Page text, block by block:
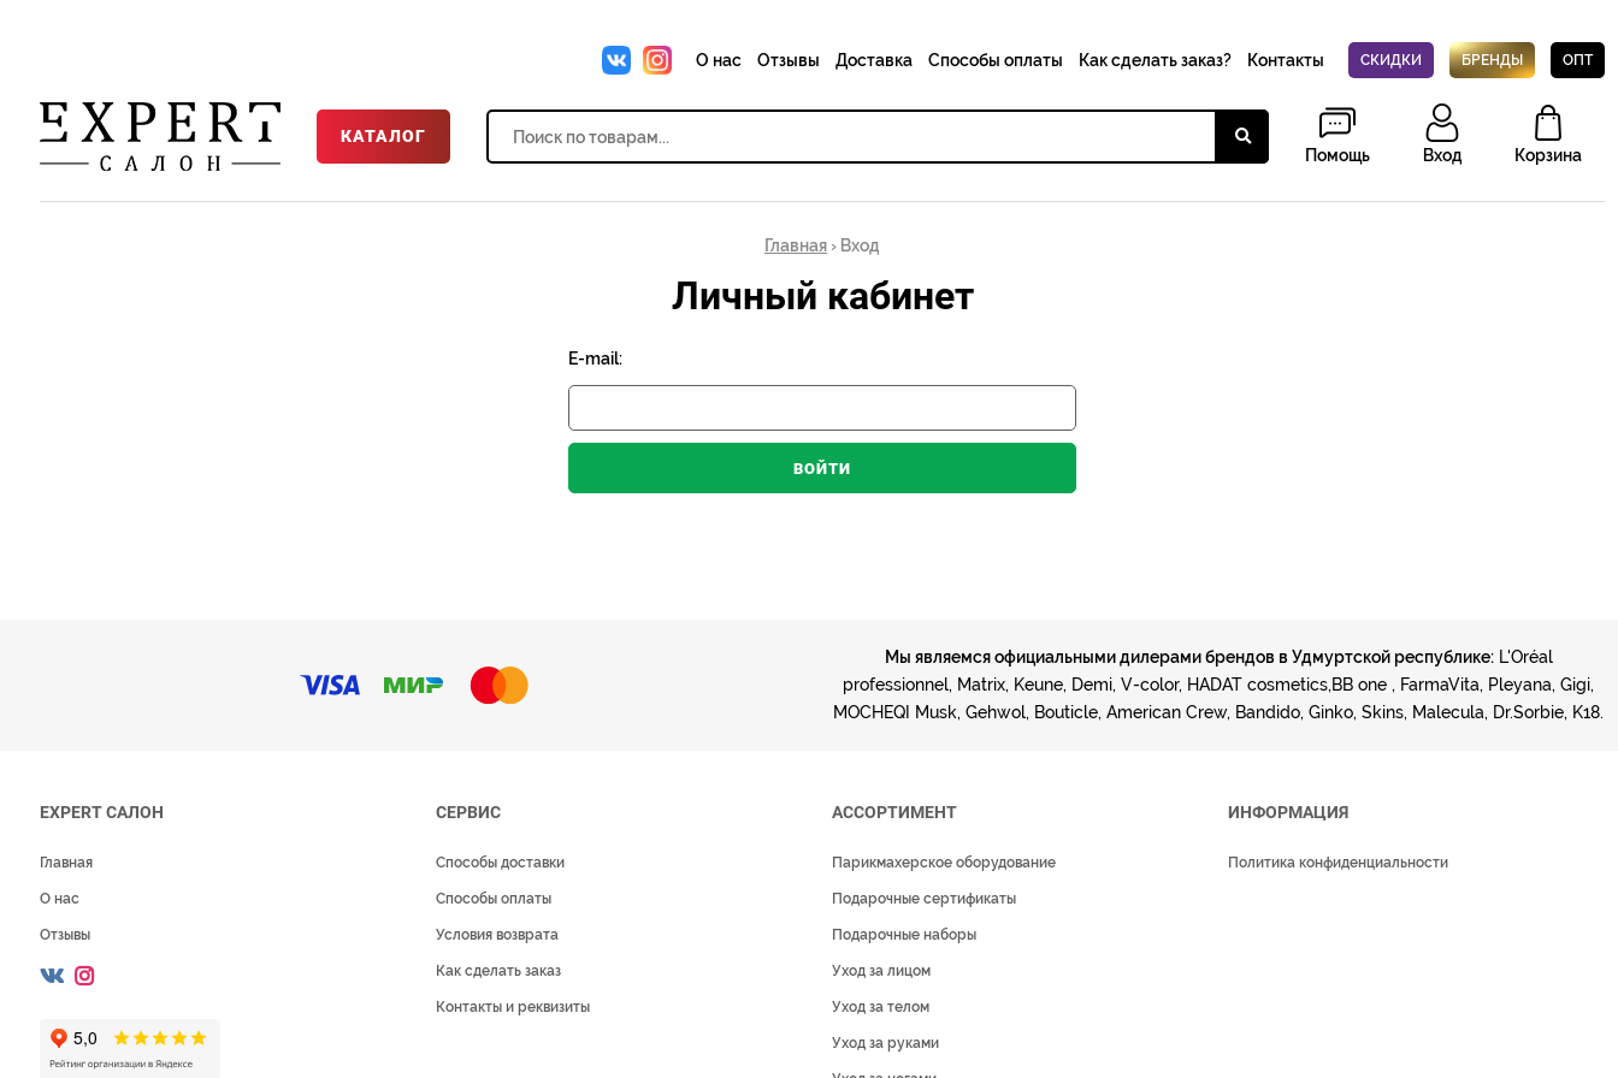
О нас Отзывы Доставка Способы оплаты Как сделать заказ? Контакты СКИДКИ БРЕНДЫ ОПТ
КАТАЛОГ
Помощь
Вход Корзина
Главная › Вход
Личный кабинет
E-mail:
Мы являемся официальными дилерами брендов в Удмуртской республике:L'Oréal
professionnel, Matrix, Keune, Demi, V-color, HADAT cosmetics,BB one , FarmaVita, Pleyana, Gigi,
MOCHEQI Musk, Gehwol, Bouticle, American Crew, Bandido, Ginko, Skins, Malecula, Dr.Sorbie, K18.
EXPERT САЛОН
Главная
О нас
Отзывы
СЕРВИС
Способы доставки
Способы оплаты
Условия возврата
Как сделать заказ
Контакты и реквизиты
АССОРТИМЕНТ
Парикмахерское оборудование
Подарочные сертификаты
Подарочные наборы
Уход за лицом
Уход за телом
Уход за руками
ИНФОРМАЦИЯ
Политика конфиденциальности